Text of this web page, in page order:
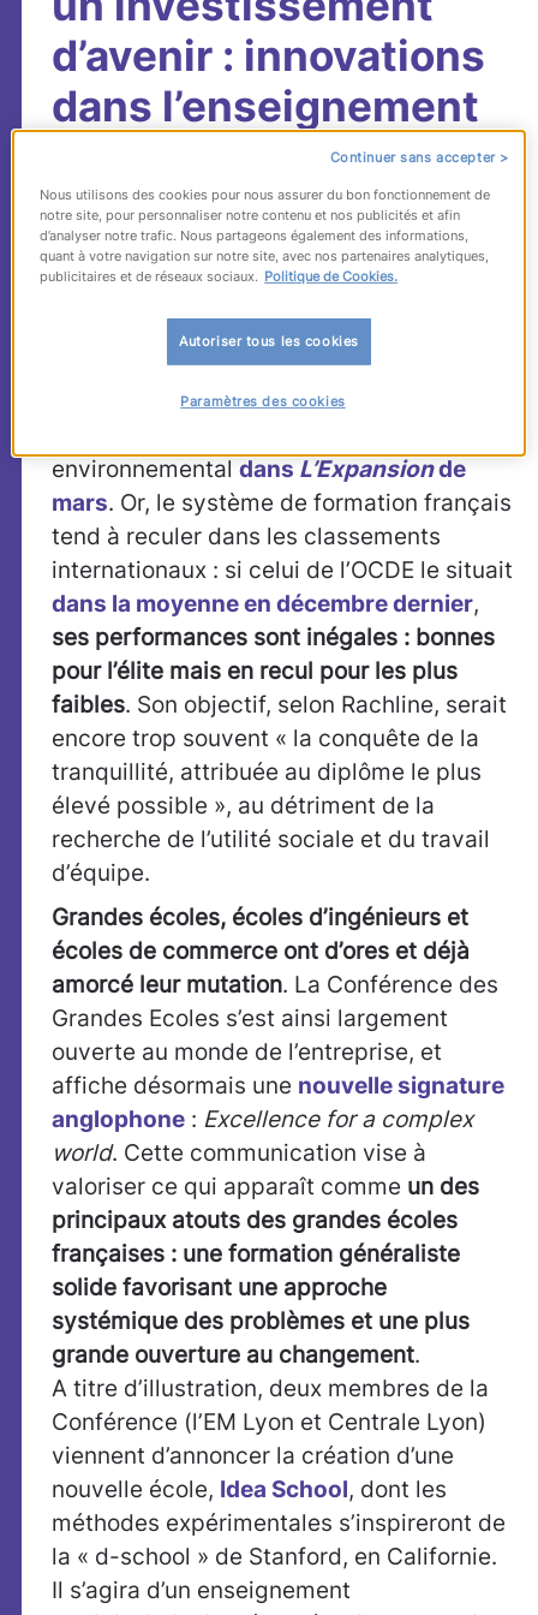
d’avenir : innovations
dans l’enseignement
Quand les talents sont la ressource
première des entreprises,la formation et
de croissance », souligne l’économiste
François Rachline professeur à Sciences
Po-Paris, conseiller spécial du président
environnemental dans L’Expansionde
mars. Or, le système de formation français
tend à reculer dans les classements
internationaux : si celui de l’OCDE le situait
dans la moyenne en décembre dernier,
ses performances sont inégales : bonnes
pour l’élite mais en recul pour les plus
faibles. Son objectif, selon Rachline, serait
encore trop souvent « la conquête de la
tranquillité, attribuée au diplôme le plus
élevé possible », au détriment de la
recherche de l’utilité sociale et du travail
d’équipe.
Grandes écoles, écoles d’ingénieurs et
écoles de commerce ont d’ores et déjà
amorcé leur mutation. La Conférence des
Grandes Ecoles s’est ainsi largement
ouverte au monde de l’entreprise, et
affiche désormais une nouvelle signature
anglophone : Excellence for a complex
world. Cette communication vise à
valoriser ce qui apparaît comme un des
principaux atouts des grandes écoles
françaises : une formation généraliste
solide favorisant une approche
systémique des problèmes et une plus
grande ouverture au changement.
A titre d’illustration, deux membres de la
Conférence (l’EM Lyon et Centrale Lyon)
viennent d’annoncer la création d’une
nouvelle école, Idea School, dont les
méthodes expérimentales s’inspireront de
la « d-school » de Stanford, en Californie.
Il s’agira d’un enseignement
Continuer sans accepter >
Nous utilisons des cookies pour nous assurer du bon fonctionnement de
notre site, pour personnaliser notre contenu et nos publicités et afin
d’analyser notre trafic. Nous partageons également des informations,
quant à votre navigation sur notre site, avec nos partenaires analytiques,
publicitaires et de réseaux sociaux. Politique de Cookies.
Autoriser tous les cookies
Paramètres des cookies